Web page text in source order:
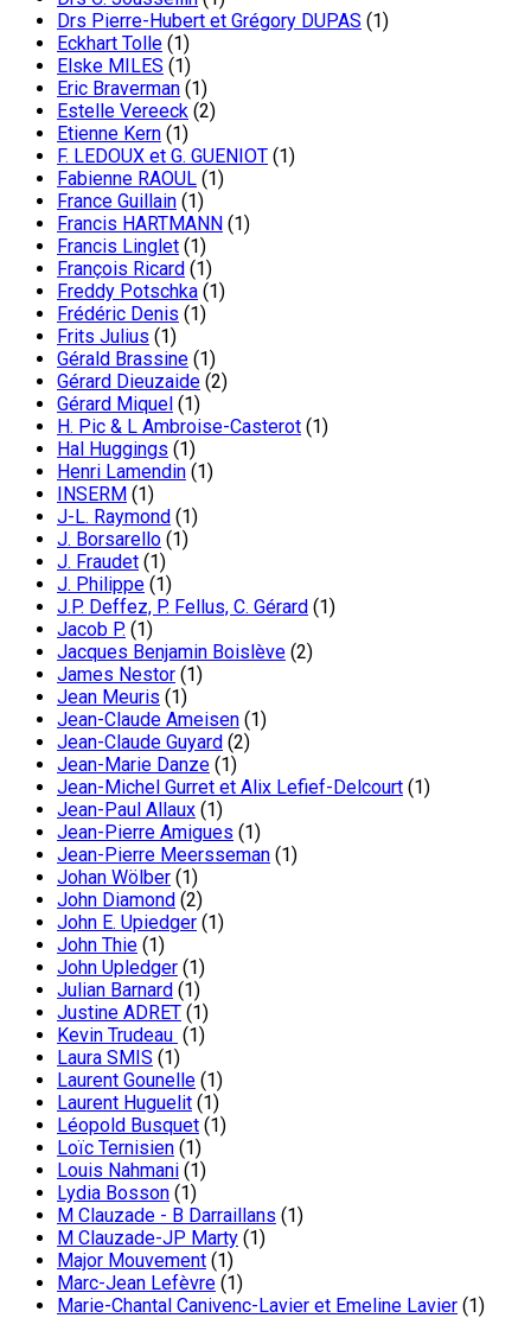
Drs Pierre-Hubert et Grégory DUPAS (1)
Eckhart Tolle (1)
Elske MILES (1)
Eric Braverman (1)
Estelle Vereeck (2)
Etienne Kern (1)
F. LEDOUX et G. GUENIOT (1)
Fabienne RAOUL (1)
France Guillain (1)
Francis HARTMANN (1)
Francis Linglet (1)
François Ricard (1)
Freddy Potschka (1)
Frédéric Denis (1)
Frits Julius (1)
Gérald Brassine (1)
Gérard Dieuzaide (2)
Gérard Miquel (1)
H. Pic & L Ambroise-Casterot (1)
Hal Huggings (1)
Henri Lamendin (1)
INSERM (1)
J-L. Raymond (1)
J. Borsarello (1)
J. Fraudet (1)
J. Philippe (1)
J.P. Deffez, P. Fellus, C. Gérard (1)
Jacob P. (1)
Jacques Benjamin Boislève (2)
James Nestor (1)
Jean Meuris (1)
Jean-Claude Ameisen (1)
Jean-Claude Guyard (2)
Jean-Marie Danze (1)
Jean-Michel Gurret et Alix Lefief-Delcourt (1)
Jean-Paul Allaux (1)
Jean-Pierre Amigues (1)
Jean-Pierre Meersseman (1)
Johan Wölber (1)
John Diamond (2)
John E. Upiedger (1)
John Thie (1)
John Upledger (1)
Julian Barnard (1)
Justine ADRET (1)
Kevin Trudeau (1)
Laura SMIS (1)
Laurent Gounelle (1)
Laurent Huguelit (1)
Léopold Busquet (1)
Loïc Ternisien (1)
Louis Nahmani (1)
Lydia Bosson (1)
M Clauzade - B Darraillans (1)
M Clauzade-JP Marty (1)
Major Mouvement (1)
Marc-Jean Lefèvre (1)
Marie-Chantal Canivenc-Lavier et Emeline Lavier (1)